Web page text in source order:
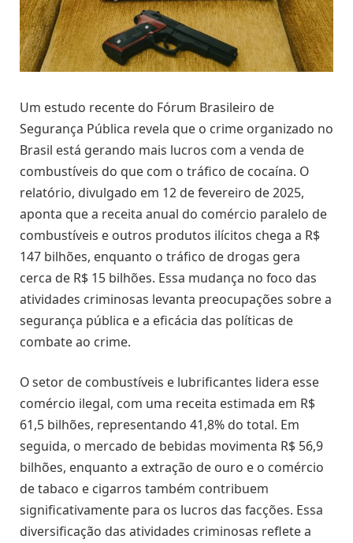
Um estudo recente do Fórum Brasileiro de
Segurança Pública revela que o crime organizado no
Brasil está gerando mais lucros com a venda de
combustíveis do que com o tráfico de cocaína. O
relatório, divulgado em 12 de fevereiro de 2025,
aponta que a receita anual do comércio paralelo de
combustíveis e outros produtos ilícitos chega a R$
147 bilhões, enquanto o tráfico de drogas gera
cerca de R$ 15 bilhões. Essa mudança no foco das
atividades criminosas levanta preocupações sobre a
segurança pública e a eficácia das políticas de
combate ao crime.
O setor de combustíveis e lubrificantes lidera esse
comércio ilegal, com uma receita estimada em R$
61,5 bilhões, representando 41,8% do total. Em
seguida, o mercado de bebidas movimenta R$ 56,9
bilhões, enquanto a extração de ouro e o comércio
de tabaco e cigarros também contribuem
significativamente para os lucros das facções. Essa
diversificação das atividades criminosas reflete a